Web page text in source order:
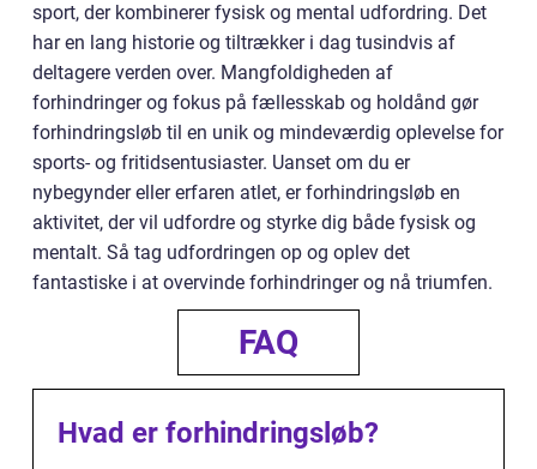
sport, der kombinerer fysisk og mental udfordring. Det
har en lang historie og tiltrækker i dag tusindvis af
deltagere verden over. Mangfoldigheden af
forhindringer og fokus på fællesskab og holdånd gør
forhindringsløb til en unik og mindeværdig oplevelse for
sports- og fritidsentusiaster. Uanset om du er
nybegynder eller erfaren atlet, er forhindringsløb en
aktivitet, der vil udfordre og styrke dig både fysisk og
mentalt. Så tag udfordringen op og oplev det
fantastiske i at overvinde forhindringer og nå triumfen.
FAQ
Hvad er forhindringsløb?